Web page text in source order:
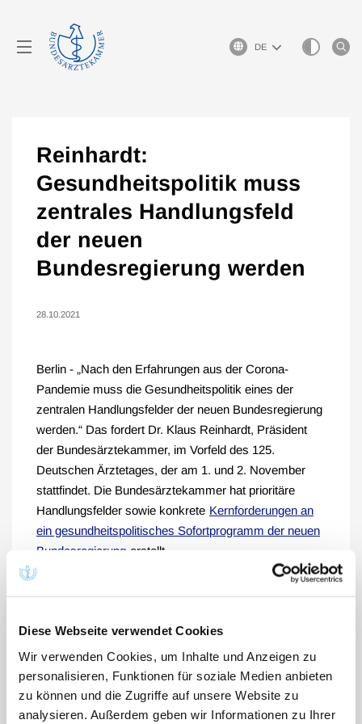
Diese Webseite verwendet Cookies
Wir verwenden Cookies, um Inhalte und Anzeigen zu
personalisieren, Funktionen für soziale Medien anbieten
zu können und die Zugriffe auf unsere Website zu
analysieren. Außerdem geben wir Informationen zu Ihrer
Sprachauswahl
Reinhardt:
Gesundheitspolitik muss
zentrales Handlungsfeld
der neuen
Bundesregierung werden
28.10.2021
Berlin - „Nach den Erfahrungen aus der Corona-
Pandemie muss die Gesundheitspolitik eines der
zentralen Handlungsfelder der neuen Bundesregierung
werden.“ Das fordert Dr. Klaus Reinhardt, Präsident
der Bundesärztekammer, im Vorfeld des 125.
Deutschen Ärztetages, der am 1. und 2. November
stattfindet. Die Bundesärztekammer hat prioritäre
Handlungsfelder sowie konkrete Kernforderungen an
ein gesundheitspolitisches Sofortprogramm der neuen
Bundesregierung erstellt.
Gesundheit beschäftigen. Notwendig sei eine
Gesundheitsversorgung“, sagte Reinhardt. Diese
müsse auch den dafür notwendigen Investitionsbedarf
berücksichtigen.